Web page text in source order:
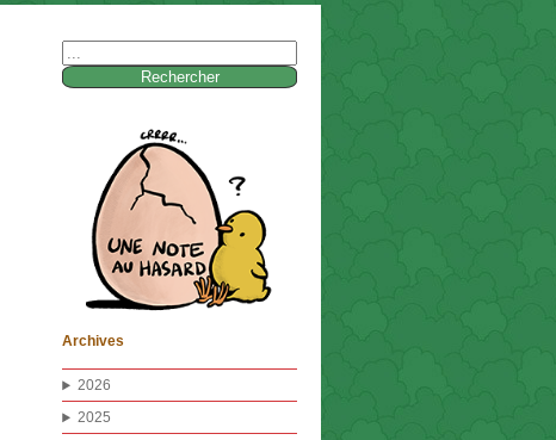
Archives
2026
2025